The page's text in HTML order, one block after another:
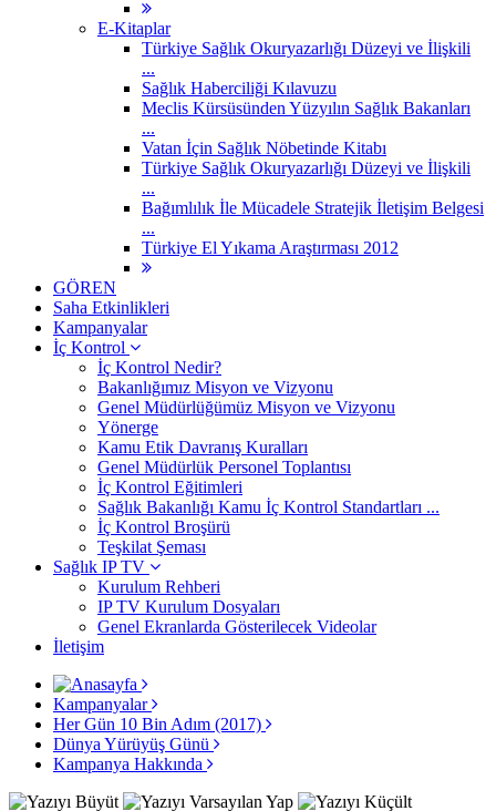
E-Kitaplar
Türkiye Sağlık Okuryazarlığı Düzeyi ve İlişkili
...
Sağlık Haberciliği Kılavuzu
Meclis Kürsüsünden Yüzyılın Sağlık Bakanları
...
Vatan İçin Sağlık Nöbetinde Kitabı
Türkiye Sağlık Okuryazarlığı Düzeyi ve İlişkili
...
Bağımlılık İle Mücadele Stratejik İletişim Belgesi
...
Türkiye El Yıkama Araştırması 2012
GÖREN
Saha Etkinlikleri
Kampanyalar
İç Kontrol
İç Kontrol Nedir?
Bakanlığımız Misyon ve Vizyonu
Genel Müdürlüğümüz Misyon ve Vizyonu
Yönerge
Kamu Etik Davranış Kuralları
Genel Müdürlük Personel Toplantısı
İç Kontrol Eğitimleri
Sağlık Bakanlığı Kamu İç Kontrol Standartları ...
İç Kontrol Broşürü
Teşkilat Şeması
Sağlık IP TV
Kurulum Rehberi
IP TV Kurulum Dosyaları
Genel Ekranlarda Gösterilecek Videolar
İletişim
Kampanyalar
Her Gün 10 Bin Adım (2017)
Dünya Yürüyüş Günü
Kampanya Hakkında